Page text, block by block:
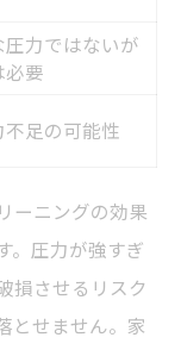
圧力ではないが
必要
不足の可能性
ーニングの効果
。圧力が強すぎ
損させるリスク
とせません。家